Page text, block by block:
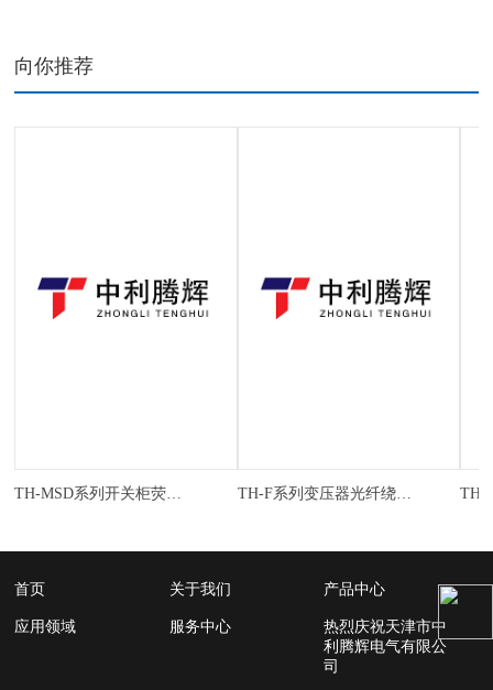
向你推荐
TH-MSD系列开关柜荧光光纤温度在线监测系统 TH-F系列变压器光纤绕组温度在线监测系统
首页 关于我们 产品中心
应用领域 服务中心
热烈庆祝天津市中
利腾辉电气有限公
司